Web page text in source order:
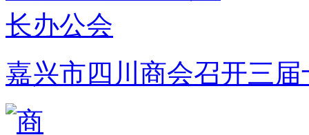
嘉兴市四川商会召开三